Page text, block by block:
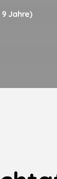
9 Jahre)